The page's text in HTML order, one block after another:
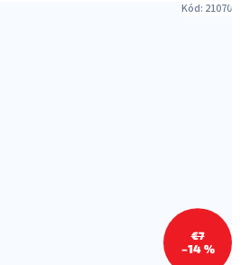
€7
–14 %
Kód: 21070